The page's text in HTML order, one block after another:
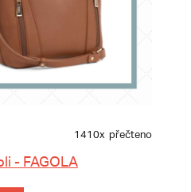
1410x přečteno
- FAGOLA